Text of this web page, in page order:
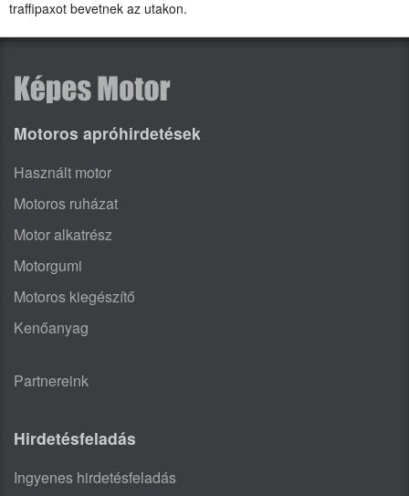
traffipaxot bevetnek az utakon.
Motoros apróhirdetések
Használt motor
Motoros ruházat
Motor alkatrész
Motorgumi
Motoros kiegészítő
Kenőanyag
Partnereink
Hirdetésfeladás
Ingyenes hirdetésfeladás